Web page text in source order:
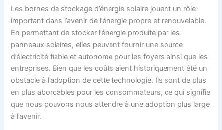
Les bornes de stockage d’énergie solaire jouent un rôle
important dans l’avenir de l’énergie propre et renouvelable.
En permettant de stocker l’énergie produite par les
panneaux solaires, elles peuvent fournir une source
d’électricité fiable et autonome pour les foyers ainsi que les
entreprises. Bien que les coûts aient historiquement été un
obstacle à l’adoption de cette technologie. Ils sont de plus
en plus abordables pour les consommateurs, ce qui signifie
que nous pouvons nous attendre à une adoption plus large
à l’avenir.